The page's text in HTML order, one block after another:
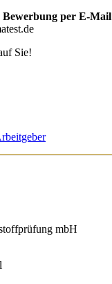
Bewerbung per E-Mail
Sie!
mbH